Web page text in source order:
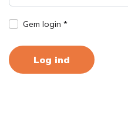
Gem login *
Log ind